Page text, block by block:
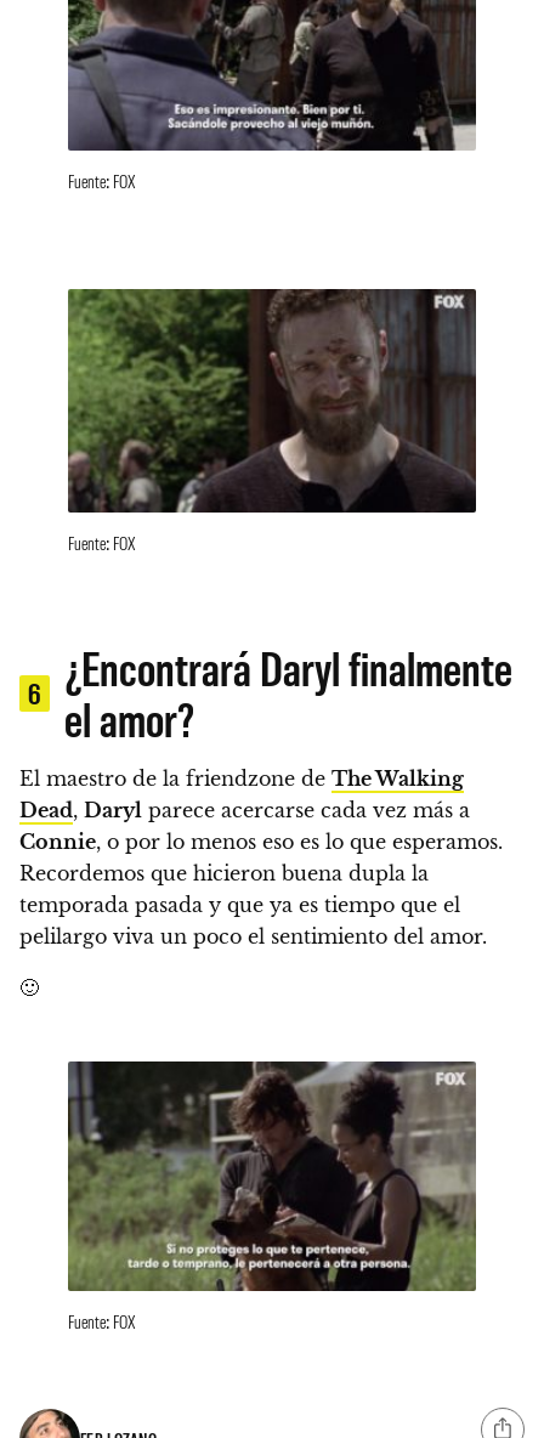
Fuente: FOX
Fuente: FOX
6
¿Encontrará Daryl finalmente
el amor?
El maestro de la friendzone de The Walking
Dead, Daryl parece acercarse cada vez más a
Connie, o por lo menos eso es lo que esperamos.
Recordemos que hicieron buena dupla la
temporada pasada y que ya es tiempo que el
pelilargo viva un poco el sentimiento del amor.
🙂
Fuente: FOX